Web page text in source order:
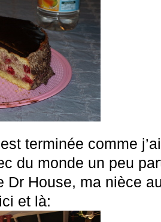
terminée comme
du monde un peu
Dr House, ma nièce
et là: